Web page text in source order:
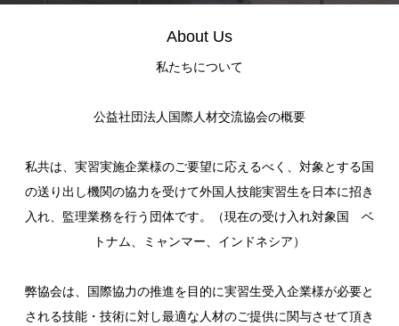
About Us
私たちについて
公益社団法人国際人材交流協会の概要
私共は、実習実施企業様のご要望に応えるべく、対象とする国
の送り出し機関の協力を受けて外国人技能実習生を日本に招き
入れ、監理業務を行う団体です。（現在の受け入れ対象国 ベ
トナム、ミャンマー、インドネシア）
​弊協会は、国際協力の推進を目的に実習生受入企業様が必要と
される技能・技術に対し最適な人材のご提供に関与させて頂き